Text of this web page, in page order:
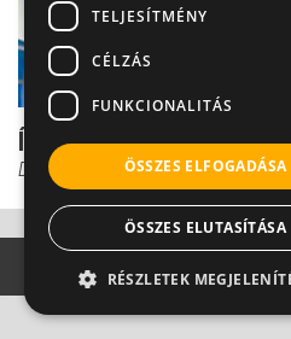
Így néz ki: A túl rövid
Dr. Fekete Ferenc
TELJESÍTMÉNY
CÉLZÁS
FUNKCIONALITÁS
ÖSSZES ELFOGADÁSA
ÖSSZES ELUTASÍTÁSA
RÉSZLETEK